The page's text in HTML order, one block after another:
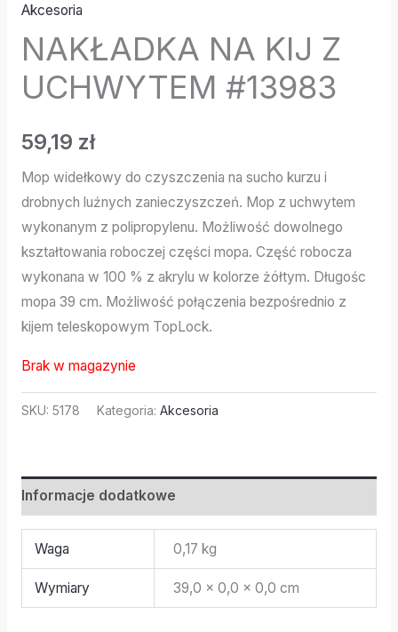
Akcesoria
NAKŁADKA NA KIJ Z
UCHWYTEM #13983
59,19 zł
Mop widełkowy do czyszczenia na sucho kurzu i
drobnych luźnych zanieczyszczeń. Mop z uchwytem
wykonanym z polipropylenu. Możliwość dowolnego
kształtowania roboczej części mopa. Część robocza
wykonana w 100 % z akrylu w kolorze żółtym. Długośc
mopa 39 cm. Możliwość połączenia bezpośrednio z
kijem teleskopowym TopLock.
Brak w magazynie
SKU: 5178 Kategoria: Akcesoria
Informacje dodatkowe
Waga 0,17 kg
Wymiary 39,0 × 0,0 × 0,0 cm